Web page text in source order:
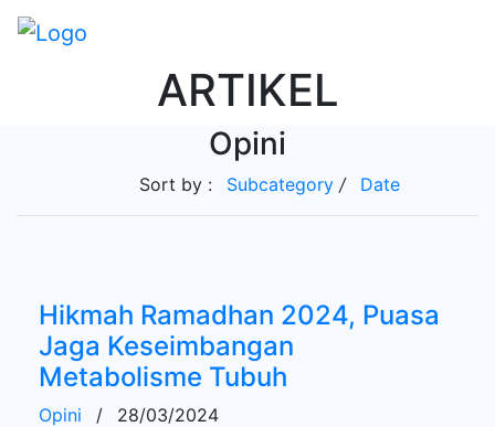
ARTIKEL
Opini
Sort by : Subcategory / Date
Hikmah Ramadhan 2024, Puasa
Jaga Keseimbangan
Metabolisme Tubuh
Opini /
28/03/2024